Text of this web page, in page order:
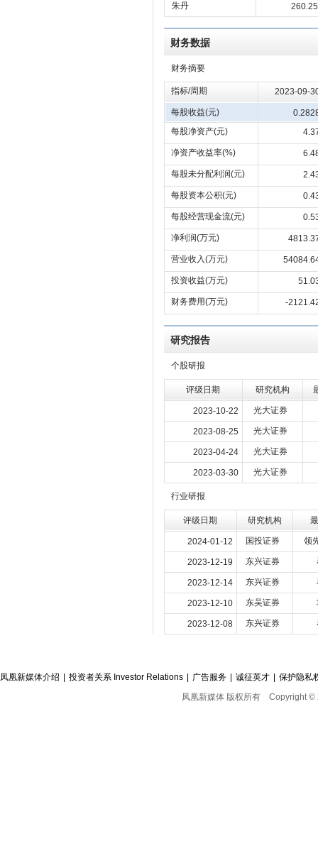
朱丹
260.25
财务数据
财务摘要
指标/周期 2023-09-
每股收益(元)
每股净资产(元)
净资产收益率(%)
每股未分配利润(元)
每股资本公积(元)
每股经营现金流(元)
净利润(万元)
营业收入(万元)
投资收益(万元)
财务费用(万元) -
研究报告
个股研报
评级日期 研究机构
2023-10-22 光大证券
2023-08-25 光大证券
2023-04-24 光大证券
2023-03-30 光大证券
行业研报
评级日期 研究机构
2024-01-12 国投证券 领
2023-12-19 东兴证券
2023-12-14 东兴证券
2023-12-10 东吴证券
2023-12-08 东兴证券
凤凰新媒体介绍 投资者关系 Investor Relations 广告服务 诚征英才
保护隐私
凤凰新媒体 版权所有 Copyright ©